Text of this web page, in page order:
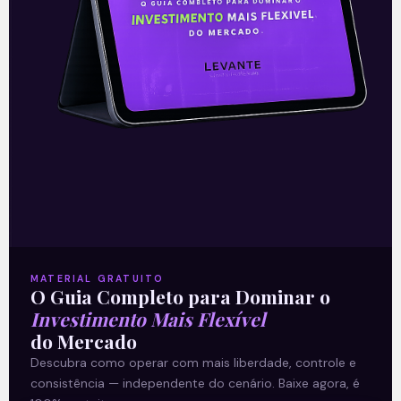
O Carrefour Brasil reportou um início de
2026 marcado por leve retração
operacional, com queda de 1,4 por cento
no faturamento no 1T26, totalizando 4,67
Plano&Plano (PLPL3) divulga
prévia operacional do 1T26
A Plano&Plano (PLPL3) divulgou sua
prévia operacional do 1T26 com
MATERIAL GRATUITO
O Guia Completo para Dominar o
Investimento Mais Flexível
do Mercado
Descubra como operar com mais liberdade, controle e
consistência — independente do cenário. Baixe agora, é